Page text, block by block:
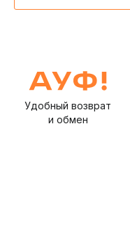
Удобный возврат
и обмен